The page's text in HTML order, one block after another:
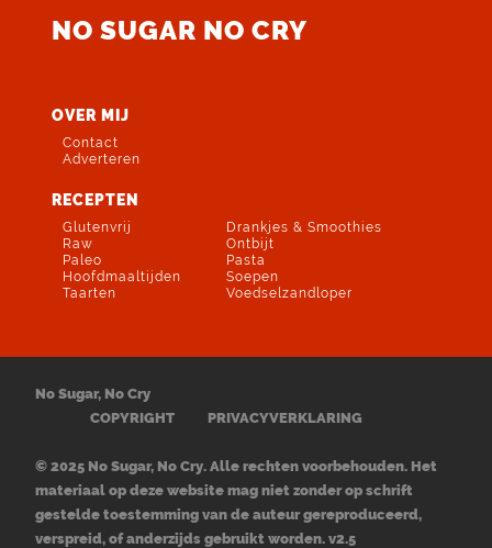
NO SUGAR NO CRY
OVER MIJ
Contact
Adverteren
RECEPTEN
Glutenvrij
Raw
Paleo
Hoofdmaaltijden
Taarten
Drankjes & Smoothies
Ontbijt
Pasta
Soepen
Voedselzandloper
No Sugar, No Cry
COPYRIGHT
PRIVACYVERKLARING
© 2025 No Sugar, No Cry. Alle rechten voorbehouden. Het
materiaal op deze website mag niet zonder op schrift
gestelde toestemming van de auteur gereproduceerd,
verspreid, of anderzijds gebruikt worden. v2.5